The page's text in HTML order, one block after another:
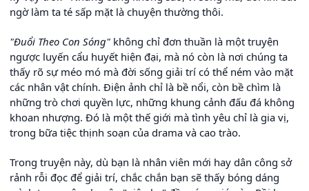
ngờ làm ta té sấp mặt là chuyện thường thôi.
"Đuổi Theo Con Sóng" không chỉ đơn thuần là một truyện
ngược luyến cẩu huyết hiện đại, mà nó còn là nơi chúng ta
thấy rõ sự méo mó mà đời sống giải trí có thể ném vào mặt
các nhân vật chính. Điện ảnh chỉ là bề nổi, còn bề chìm là
những trò chơi quyền lực, những khung cảnh đấu đá không
khoan nhượng. Đó là một thế giới mà tình yêu chỉ là gia vị,
trong bữa tiệc thịnh soạn của drama và cao trào.
Trong truyện này, dù bạn là nhân viên mới hay dân công sở
rảnh rỗi đọc để giải trí, chắc chắn bạn sẽ thấy bóng dáng